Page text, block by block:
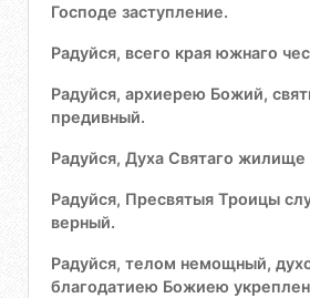
Господе заступление.
Радуйся, всего края южнаго
Радуйся, архиерею Божий,
предивный.
Радуйся, Духа Святаго
Радуйся, Пресвятыя Троицы
верный.
Радуйся, телом немощный,
благодатиею Божиею